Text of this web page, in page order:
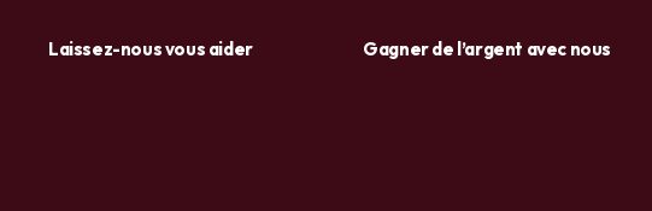
Laissez-nous vous aider Gagner de l’argent avec nous